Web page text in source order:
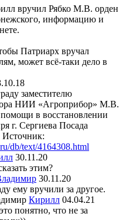
вручил Рябко М.В. орден
информацию и
Патриарх вручал
может всё-таки дело в
заместителю
НИИ «Агроприбор» М.В.
в восстановлении
г. Сергиева Посада
Источник:
db/text/4164308.html
30.11.20
этим?
30.11.20
ему вручили за другое.
Кирилл 04.04.21
понятно, что не за